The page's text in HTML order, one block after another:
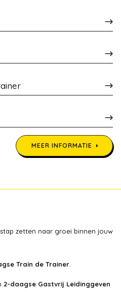
MEER INFORMATIE
zetten naar groei binnen jouw
Train de Trainer.
2-daagse Gastvrij Leidinggeven